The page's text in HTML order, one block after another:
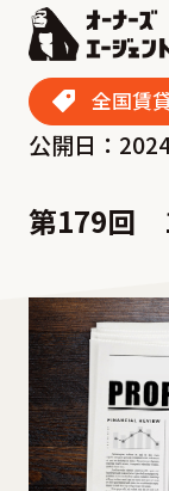
全国賃
公開日：
第179回